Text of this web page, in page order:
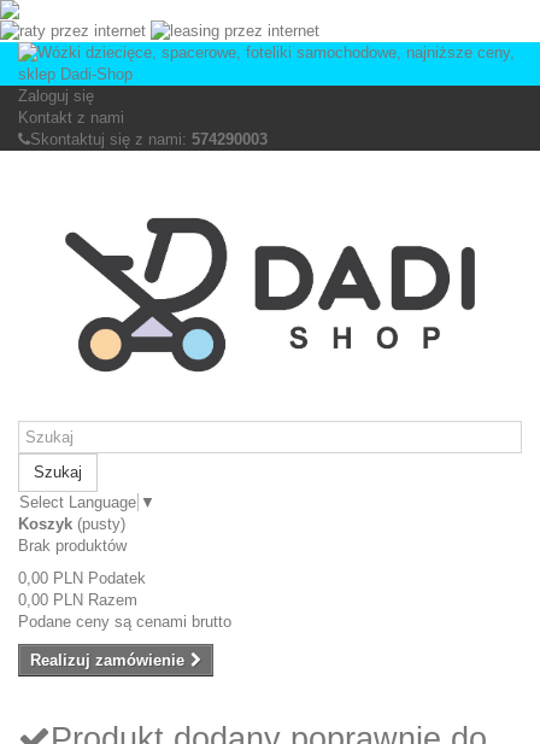
Zaloguj się
Kontakt z nami
Skontaktuj się z nami: 574290003
Szukaj
Select Language ▼
Koszyk (pusty)
Brak produktów
0,00 PLN Podatek
0,00 PLN Razem
Podane ceny są cenami brutto
Realizuj zamówienie